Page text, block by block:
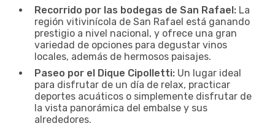
Recorrido por las bodegas de San Rafael: La
región vitivinícola de San Rafael está ganando
prestigio a nivel nacional, y ofrece una gran
variedad de opciones para degustar vinos
locales, además de hermosos paisajes.
Paseo por el Dique Cipolletti: Un lugar ideal
para disfrutar de un día de relax, practicar
deportes acuáticos o simplemente disfrutar de
la vista panorámica del embalse y sus
alrededores.